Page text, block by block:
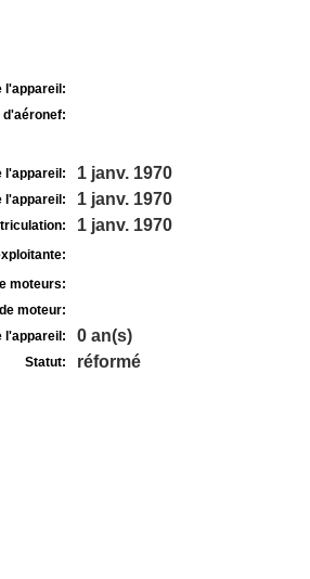
l'appareil:
d'aéronef:
l'appareil: 1 janv. 1970
l'appareil: 1 janv. 1970
1 janv. 1970
moteurs:
moteur:
l'appareil:
0 an(s)
Statut: réformé